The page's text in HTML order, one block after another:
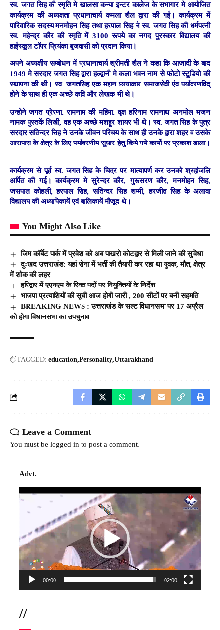
स्व. जगत सिह की स्मृति मे खालसा कन्या इन्टर कालेज के सभागार मे आयोजित
कार्यक्रम की अध्यक्षता प्रधानाचार्य कमला शैल द्वारा की गई। कार्यक्रम में
पारिवारिक सदस्य मनमोहन सिह तथा हरपाल सिह ने स्व. जगत सिह की धर्मपत्नी
स्व. महेन्द्र कौर की स्मृति में 3100 रूपये का नगद पुरस्कार विद्यालय की
हाईस्कूल टाॅपर प्रियंका बृजवासी को प्रदान किया।
अपने अध्यक्षीय सम्बोधन में प्रधानाचार्य श्रीमती शैल ने कहा कि आजादी के बाद
1949 मे सरदार जगत सिह द्वारा हल्द्वानी मे कला भवन नाम से फोटो स्टूडियो की
स्थापना की थी। स्व. जगतसिह एक महान छायाकार समाजसेवी एंव पर्यावरणविद्
होने के साथ ही एक अच्छे कवि और लेखक भी थे।
उन्होने जगत प्रेरणा, रामनाम की महिमा, वृक्ष हरिनाम रामनाथ अनमोल भजन
नामक पुस्तकें लिखी, वह एक अच्छे मशहूर शायर भी थे। स्व. जगत सिह के पुत्र
सरदार सतिन्दर सिह ने उनके जीवन परिचय के साथ ही उनके द्वारा शहर व उसके
आसपास के क्षेत्र के लिए पर्यावरणीय सुधार हेतु किये गये कार्यो पर प्रकाश डाला।
कार्यक्रम से पूर्व स्व. जगत सिह के चित्र पर माल्यापर्ण कर उनको श्रद्वांजलि
अर्पित की गई। कार्यक्रम मे सुरेन्दर कौर, गुरूसरण कौर, मनमोहन सिह,
जसपाल कोहली, हरपाल सिह, सतिन्दर सिह शम्मी, हरजीत सिह के अलावा
विद्यालय की अध्यापिकायें एवं बालिकायें मौजूद थे।
You Might Also Like
जिम कॉर्बेट पार्क में प्रवेश को अब पाखरो कोटद्वार से मिली जाने की सुविधा
दुःखद उत्तराखंड: यहां सेना में भर्ती की तैयारी कर रहा था युवक, मौत, क्षेत्र
में शोक की लहर
हरिद्वार में एएनएम के रिक्त पदों पर नियुक्तियों के निर्देश
भाजपा प्रत्याशियों की सूची आज होगी जारी , 200 सीटों पर बनी सहमति
BREAKING NEWS : उत्तराखंड के सल्ट विधानसभा पर 17 अप्रैल
को होगा विधानसभा का उपचुनाव
TAGGED: education Personality Uttarakhand
Leave a Comment
You must be logged in to post a comment.
Advt.
Video
00:00 02:00
//